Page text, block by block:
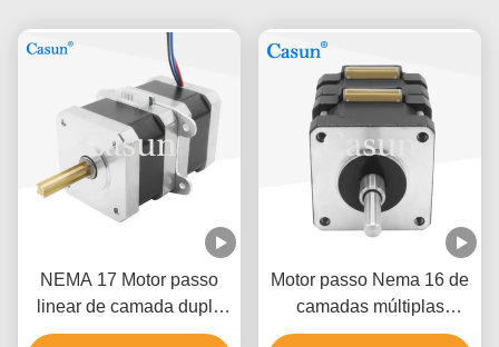
NEMA 17 Motor passo
linear de camada dupla
de 12 V com
Motor passo Nema 16 de
camadas múltiplas
39*40mm 12V para